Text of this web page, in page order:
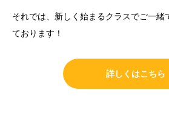
それでは、新しく始まるクラスでご一緒
ております！
詳しくはこちら